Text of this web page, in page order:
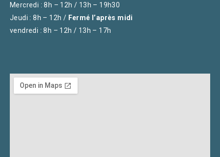
Mercredi : 8h – 12h / 13h – 19h30
Jeudi : 8h – 12h / Fermé l’après midi
vendredi : 8h – 12h / 13h – 17h